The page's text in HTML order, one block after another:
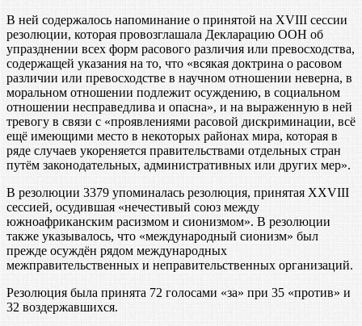
В ней содержалось напоминание о принятой на XVIII сессии
резолюции, которая провозглашала Декларацию ООН об
упразднении всех форм расового различия или превосходства,
содержащей указания на то, что «всякая доктрина о расовом
различии или превосходстве в научном отношении неверна, в
моральном отношении подлежит осуждению, в социальном
отношении несправедлива и опасна», и на выраженную в ней
тревогу в связи с «проявлениями расовой дискриминации, всё
ещё имеющими место в некоторых районах мира, которая в
ряде случаев укореняется правительствами отдельных стран
путём законодательных, административных или других мер».
В резолюции 3379 упоминалась резолюция, принятая XXVIII
сессией, осудившая «нечестивый союз между
южноафриканским расизмом и сионизмом». В резолюции
также указывалось, что «международный сионизм» был
прежде осуждён рядом международных
межправительственных и неправительственных организаций.
Резолюция была принята 72 голосами «за» при 35 «против» и
32 воздержавшихся.